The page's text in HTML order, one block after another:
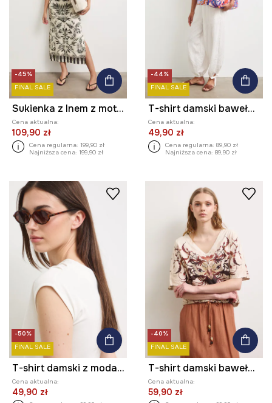
-45%
FINAL SALE
Sukienka z lnem z motywem roślinnym
Cena aktualna:
109,90 zł
Cena regularna: 199,90 zł
Najniższa cena: 199,90 zł
-44%
FINAL SALE
T-shirt damski bawełniany z elastanem z motywem roślinnym
Cena aktualna:
49,90 zł
Cena regularna: 89,90 zł
Najniższa cena: 89,90 zł
-50%
FINAL SALE
T-shirt damski z modalem gładki
Cena aktualna:
49,90 zł
-40%
FINAL SALE
T-shirt damski bawełniany z motywem roślinnym i zwierzęcym
Cena aktualna:
59,90 zł